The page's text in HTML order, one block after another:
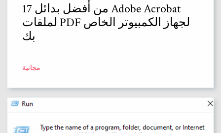
17 من أفضل بدائل Adobe Acrobat
لملفات PDF لجهاز الكمبيوتر الخاص
بك
مجانية